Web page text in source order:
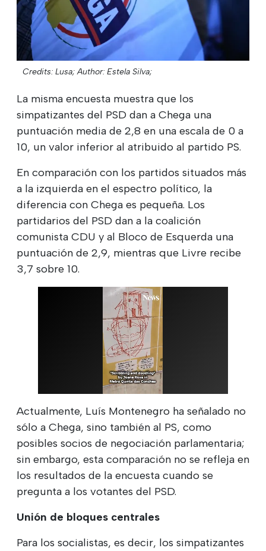
Credits: Lusa; Author: Estela Silva;
La misma encuesta muestra que los
simpatizantes del PSD dan a Chega una
puntuación media de 2,8 en una escala de 0 a
10, un valor inferior al atribuido al partido PS.
En comparación con los partidos situados más
a la izquierda en el espectro político, la
diferencia con Chega es pequeña. Los
partidarios del PSD dan a la coalición
comunista CDU y al Bloco de Esquerda una
puntuación de 2,9, mientras que Livre recibe
3,7 sobre 10.
Actualmente, Luís Montenegro ha señalado no
sólo a Chega, sino también al PS, como
posibles socios de negociación parlamentaria;
sin embargo, esta comparación no se refleja en
los resultados de la encuesta cuando se
pregunta a los votantes del PSD.
Unión de bloques centrales
Para los socialistas, es decir, los simpatizantes